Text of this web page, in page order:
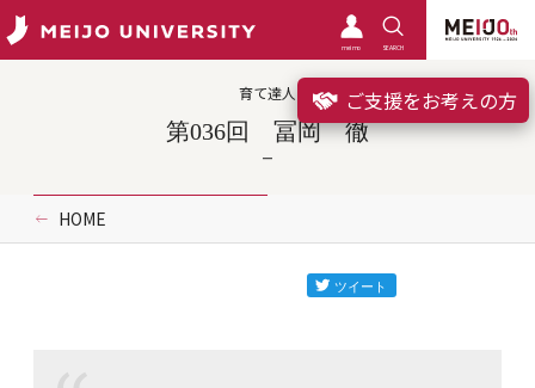
meimo SEARCH
ご支援をお考えの方
育て達人
第036回 冨岡 徹
HOME